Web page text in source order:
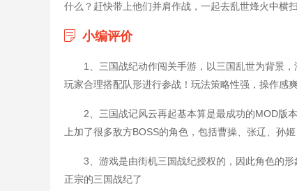
什么？赶快带上他们并肩作战，一起去乱世烽火中横
小编评价
1、三国战纪动作闯关手游，以三国乱世为背景
玩家合理搭配队形进行参战！玩法策略性强，操作感
2、三国战记风云再起基本算是最成功的MOD版
上加了很多敌方BOSS的角色，包括曹操、张辽、孙
3、游戏是由街机三国战纪授权的，因此角色的
正宗的三国战纪了